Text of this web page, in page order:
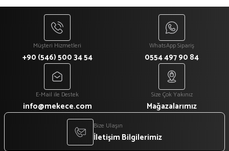
Müşteri Hizmetleri
+90 (546) 500 34 54
WhatsApp Sipariş
0554 497 90 84
E-Mail ile Destek
info@mekece.com
Size Çok Yakınız
Mağazalarımız
Bize Ulaşın
İletişim Bilgilerimiz